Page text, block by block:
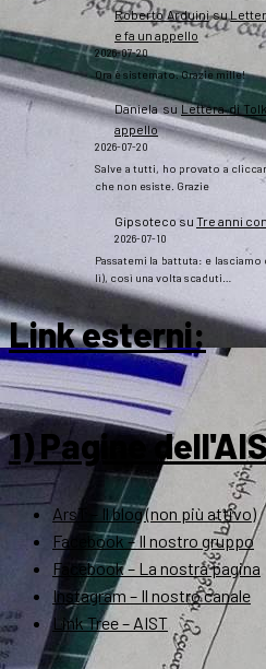
Roberto Arduinisu
e fa un appello
2026-07-20
Ora è sistemato. Grazie mille!
Danielasu Lettera di
appello
2026-07-20
Salve a tutti, ho provato a
che non esiste. Grazie
Gipsoteco su Tre anni
2026-07-10
Passatemi la battuta: e
lì), così una volta scaduti…
Link esterni:
1) Pagine
ArsT – Il blog (non più attivo)
Facebook – Il nostro gruppo
Facebook – La nostra pagina
Instagram – Il nostro canale
Link Tree – AIST